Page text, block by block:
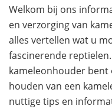
Welkom bij ons
en verzorging van
alles vertellen wat u
fascinerende
kameleonhouder
houden van een
nuttige tips en